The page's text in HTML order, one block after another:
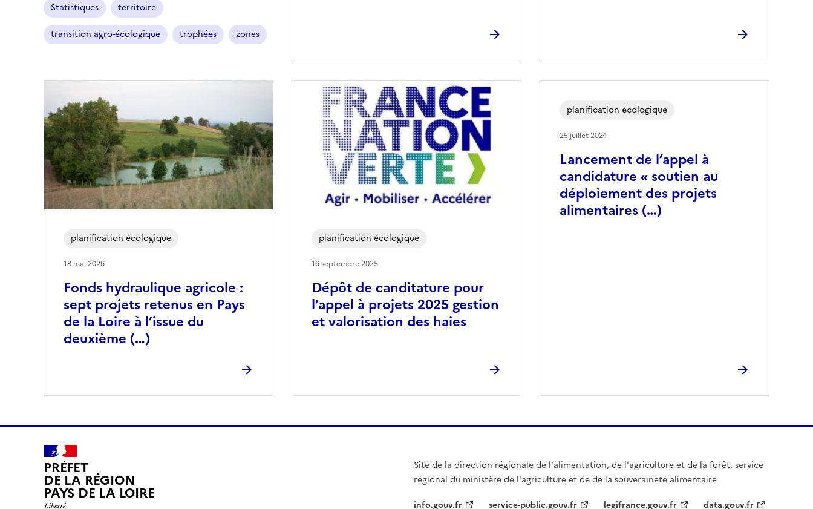
Statistiques territoire
transition agro-écologique trophées zones
Fonds hydraulique agricole :
sept projets retenus en Pays
de la Loire à l’issue du
deuxième (…)
planification écologique
18 mai 2026
Dépôt de canditature pour
l’appel à projets 2025 gestion
et valorisation des haies
planification écologique
16 septembre 2025
Lancement de l’appel à
candidature « soutien au
déploiement des projets
alimentaires (…)
planification écologique
25 juillet 2024
PRÉFET
DE LA RÉGION
PAYS DE LA LOIRE
Site de la direction régionale de l'alimentation, de l'agriculture et de la forêt, service
régional du ministère de l'agriculture et de de la souveraineté alimentaire
info.gouv.fr
service-public.gouv.fr legifrance.gouv.fr data.gouv.fr